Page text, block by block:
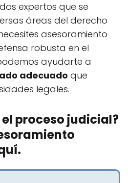
expertos que se
áreas del derecho
asesoramiento
robusta en el
ayudarte a
adecuado que
legales.
proceso judicial?